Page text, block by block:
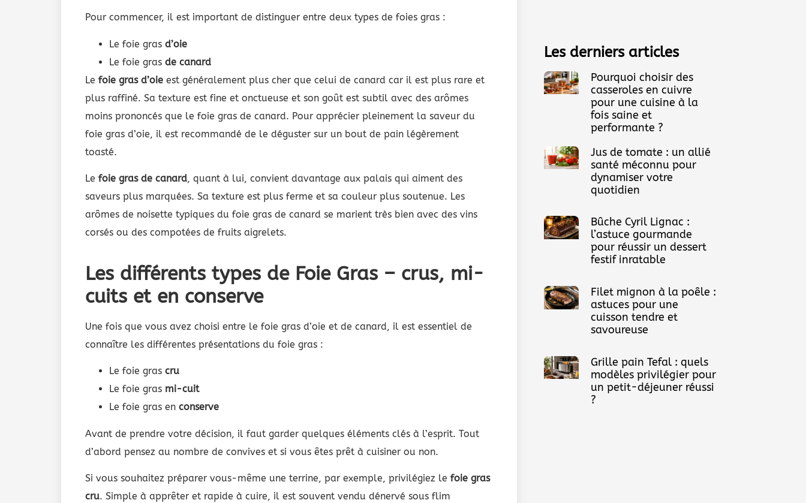
Pour commencer, il est important de distinguer entre deux types de foies gras :
Le foie gras d’oie
Le foie gras de canard
Le foie gras d’oie est généralement plus cher que celui de canard car il est plus rare et
plus raffiné. Sa texture est fine et onctueuse et son goût est subtil avec des arômes
moins prononcés que le foie gras de canard. Pour apprécier pleinement la saveur du
foie gras d’oie, il est recommandé de le déguster sur un bout de pain légèrement
toasté.
Le foie gras de canard, quant à lui, convient davantage aux palais qui aiment des
saveurs plus marquées. Sa texture est plus ferme et sa couleur plus soutenue. Les
arômes de noisette typiques du foie gras de canard se marient très bien avec des vins
corsés ou des compotées de fruits aigrelets.
Les différents types de Foie Gras – crus, mi-
cuits et en conserve
Une fois que vous avez choisi entre le foie gras d’oie et de canard, il est essentiel de
connaître les différentes présentations du foie gras :
Le foie gras cru
Le foie gras mi-cuit
Le foie gras en conserve
Avant de prendre votre décision, il faut garder quelques éléments clés à l’esprit. Tout
d’abord pensez au nombre de convives et si vous êtes prêt à cuisiner ou non.
Si vous souhaitez préparer vous-même une terrine, par exemple, privilégiez le foie gras
cru. Simple à apprêter et rapide à cuire, il est souvent vendu dénervé sous flim
Les derniers articles
Pourquoi choisir des
casseroles en cuivre
pour une cuisine à la
fois saine et
performante ?
Jus de tomate : un allié
santé méconnu pour
dynamiser votre
quotidien
Bûche Cyril Lignac :
l’astuce gourmande
pour réussir un dessert
festif inratable
Filet mignon à la poêle :
astuces pour une
cuisson tendre et
savoureuse
Grille pain Tefal : quels
modèles privilégier pour
un petit-déjeuner réussi
?